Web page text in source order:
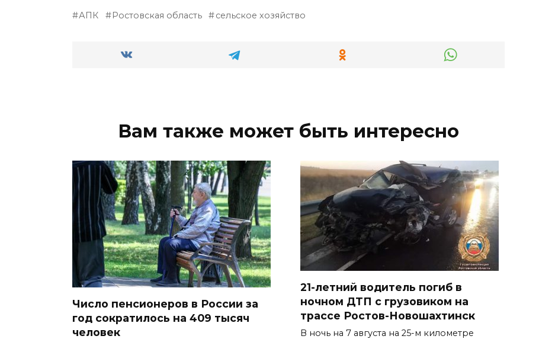
АПК Ростовская область сельское хозяйство
Вам также может быть интересно
Число пенсионеров в России за
год сократилось на 409 тысяч
человек
21-летний водитель погиб в
ночном ДТП с грузовиком на
трассе Ростов-Новошахтинск
В ночь на 7 августа на 25-м километре